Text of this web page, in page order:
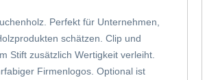
Perfekt für Unternehmen,
schätzen. Clip und
Stift zusätzlich Wertigkeit verleiht.
Firmenlogos. Optional ist